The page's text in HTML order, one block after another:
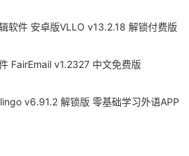
软件 安卓版VLLO v13.2.18 解锁付费版
FairEmail v1.2327 中文免费版
v6.91.2 解锁版 零基础学习外语APP